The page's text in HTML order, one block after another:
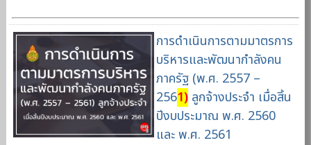
การดำเนินการตามมาตรการ
บริหารและพัฒนากำลังคน
ภาครัฐ (พ.ศ. 2557 –
2561)ลูกจ้างประจำ เมื่อสิ้น
ปีงบประมาณ พ.ศ. 2560
และ พ.ศ. 2561